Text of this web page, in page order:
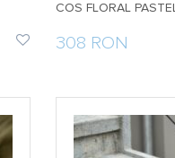
COS FLORAL PASTEL
308 RON